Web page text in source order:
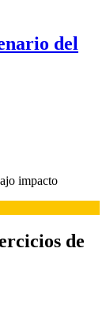
del
impacto
de